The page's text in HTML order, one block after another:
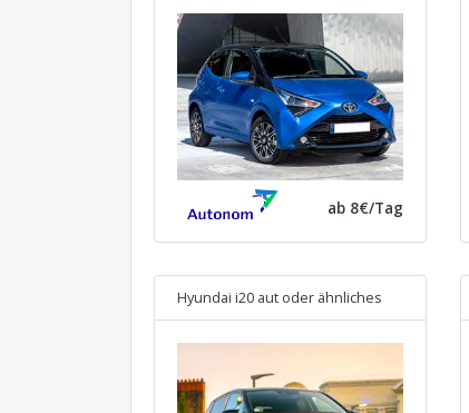
ab 8€/Tag
Hyundai i20 aut oder ähnliches